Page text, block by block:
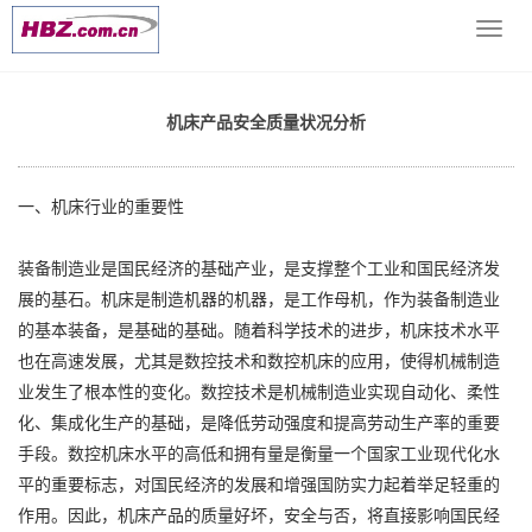
导
当前位置：网站首页
>> 机床产品安全质量状
机床产品安全质量状况分析
一、机床行业的重要性
装备制造业是国民经济的基础产业，是支撑整个工业和国民经济发
展的基石。机床是制造机器的机器，是工作母机，作为装备制造业
的基本装备，是基础的基础。随着科学技术的进步，机床技术水平
也在高速发展，尤其是数控技术和数控机床的应用，使得机械制造
业发生了根本性的变化。数控技术是机械制造业实现自动化、柔性
化、集成化生产的基础，是降低劳动强度和提高劳动生产率的重要
手段。数控机床水平的高低和拥有量是衡量一个国家工业现代化水
平的重要标志，对国民经济的发展和增强国防实力起着举足轻重的
作用。因此，机床产品的质量好坏，安全与否，将直接影响国民经